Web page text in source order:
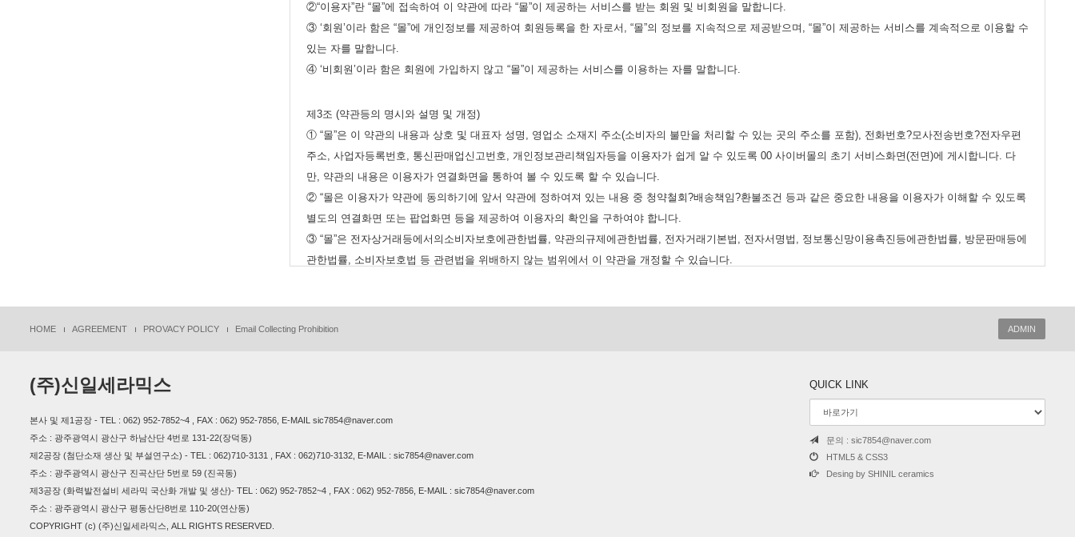
②“이용자”란 “몰”에 접속하여 이 약관에 따라 “몰”이 제공하는 서비스를 받는 회원 및 비회원을 말합니다.
③ ‘회원’이라 함은 “몰”에 개인정보를 제공하여 회원등록을 한 자로서, “몰”의 정보를 지속적으로 제공받으며, “몰”이 제공하는 서비스를 계속적으로 이용할 수
있는 자를 말합니다.
④ ‘비회원’이라 함은 회원에 가입하지 않고 “몰”이 제공하는 서비스를 이용하는 자를 말합니다.
제3조 (약관등의 명시와 설명 및 개정)
① “몰”은 이 약관의 내용과 상호 및 대표자 성명, 영업소 소재지 주소(소비자의 불만을 처리할 수 있는 곳의 주소를 포함), 전화번호?모사전송번호?전자우편
주소, 사업자등록번호, 통신판매업신고번호, 개인정보관리책임자등을 이용자가 쉽게 알 수 있도록 00 사이버몰의 초기 서비스화면(전면)에 게시합니다. 다
만, 약관의 내용은 이용자가 연결화면을 통하여 볼 수 있도록 할 수 있습니다.
② “몰은 이용자가 약관에 동의하기에 앞서 약관에 정하여져 있는 내용 중 청약철회?배송책임?환불조건 등과 같은 중요한 내용을 이용자가 이해할 수 있도록
별도의 연결화면 또는 팝업화면 등을 제공하여 이용자의 확인을 구하여야 합니다.
③ “몰”은 전자상거래등에서의소비자보호에관한법률, 약관의규제에관한법률, 전자거래기본법, 전자서명법, 정보통신망이용촉진등에관한법률, 방문판매등에
관한법률, 소비자보호법 등 관련법을 위배하지 않는 범위에서 이 약관을 개정할 수 있습니다.
다만, 이용자에게 불리하게 약관내용을 변경하는 경우에는 최소한 30일 이상의 사전 유예기간을 두고 공지합니다. 이 경우 "몰“은 개정전 내용과 개정후 내용
항이 그대로 적용됩니다. 다만 이미 계약을 체결한 이용자가 개정약관 조항의 적용을 받기를 원하는 뜻을 제3항에 의한 개정약관의 공지기간내에 ‘몰“에 송신
⑥ 이 약관에서 정하지 아니한 사항과 이 약관의 해석에 관하여는 전자상거래등에서의소비자보호에관한법률, 약관의규제등에관한법률, 공정거래위원회가
제4조(서비스의 제공 및 변경)
HOME AGREEMENT PROVACY POLICY Email Collecting Prohibition ADMIN
(주)신일세라믹스
본사 및 제1공장 - TEL : 062) 952-7852~4 , FAX : 062) 952-7856, E-MAIL sic7854@naver.com
주소 : 광주광역시 광산구 하남산단 4번로 131-22(장덕동)
제2공장 (첨단소재 생산 및 부설연구소) - TEL : 062)710-3131 , FAX : 062)710-3132, E-MAIL : sic7854@naver.com
주소 : 광주광역시 광산구 진곡산단 5번로 59 (진곡동)
제3공장 (화력발전설비 세라믹 국산화 개발 및 생산)- TEL : 062) 952-7852~4 , FAX : 062) 952-7856, E-MAIL : sic7854@naver.com
주소 : 광주광역시 광산구 평동산단8번로 110-20(연산동)
COPYRIGHT (c) (주)신일세라믹스, ALL RIGHTS RESERVED.
QUICK LINK
문의 : sic7854@naver.com
HTML5 & CSS3
Desing by SHINIL ceramics